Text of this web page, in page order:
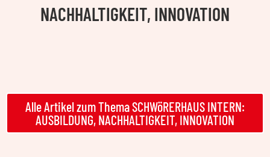
NACHHALTIGKEIT, INNOVATION
Alle Artikel zum Thema SCHWöRERHAUS INTERN:
AUSBILDUNG, NACHHALTIGKEIT, INNOVATION